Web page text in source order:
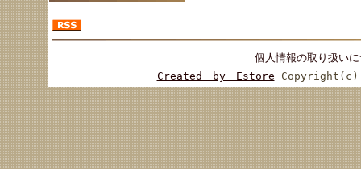
個人情報の取り扱い
Created by Estore Copyright(c)